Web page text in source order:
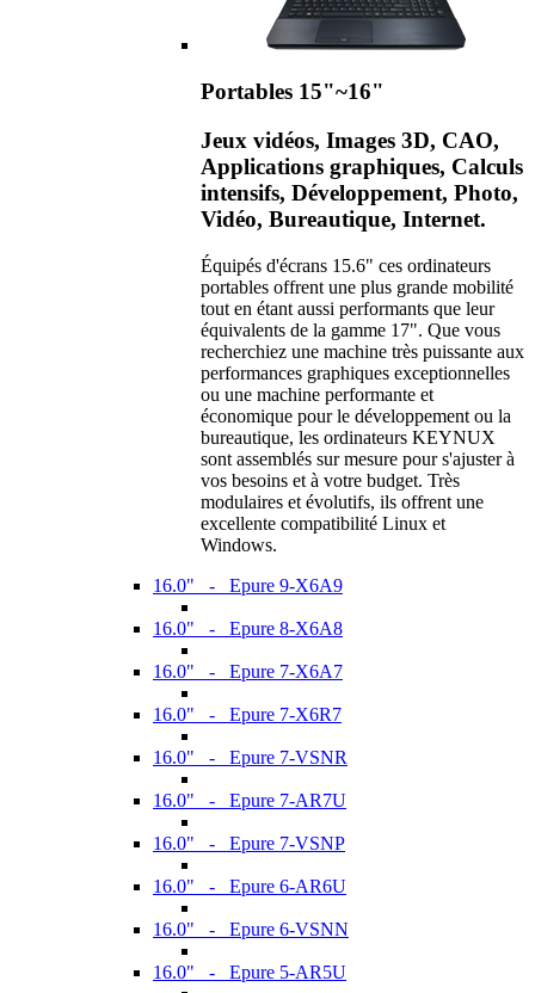
Portables 15"~16"
Jeux vidéos, Images 3D, CAO,
Applications graphiques, Calculs
intensifs, Développement, Photo,
Vidéo, Bureautique, Internet.
Équipés d'écrans 15.6" ces ordinateurs
portables offrent une plus grande mobilité
tout en étant aussi performants que leur
équivalents de la gamme 17". Que vous
recherchiez une machine très puissante aux
performances graphiques exceptionnelles
ou une machine performante et
économique pour le développement ou la
bureautique, les ordinateurs KEYNUX
sont assemblés sur mesure pour s'ajuster à
vos besoins et à votre budget. Très
modulaires et évolutifs, ils offrent une
excellente compatibilité Linux et
Windows.
16.0" - Epure 9-X6A9
16.0" - Epure 8-X6A8
16.0" - Epure 7-X6A7
16.0" - Epure 7-X6R7
16.0" - Epure 7-VSNR
16.0" - Epure 7-AR7U
16.0" - Epure 7-VSNP
16.0" - Epure 6-AR6U
16.0" - Epure 6-VSNN
16.0" - Epure 5-AR5U